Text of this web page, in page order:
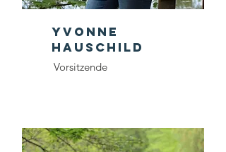
Yvonne
Hauschild
Vorsitzende